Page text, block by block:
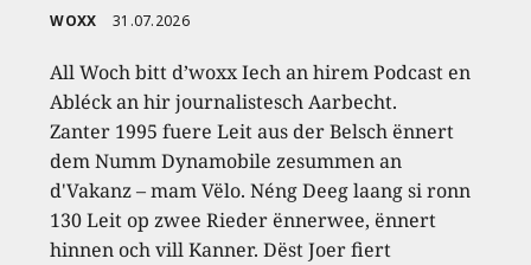
WOXX 31.07.2026
All Woch bitt d’woxx Iech an hirem Podcast en
Abléck an hir journalistesch Aarbecht.
Zanter 1995 fuere Leit aus der Belsch ënnert
dem Numm Dynamobile zesummen an
d'Vakanz – mam Vëlo. Néng Deeg laang si ronn
130 Leit op zwee Rieder ënnerwee, ënnert
hinnen och vill Kanner. Dëst Joer fiert